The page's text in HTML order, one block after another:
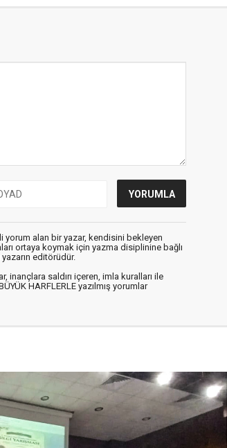
yorum alan bir yazar, kendisini bekleyen
ortaya koymak için yazma disiplinine bağlı
editörüdür.
inançlara saldırı içeren, imla kuralları ile
HARFLERLE yazılmış yorumlar